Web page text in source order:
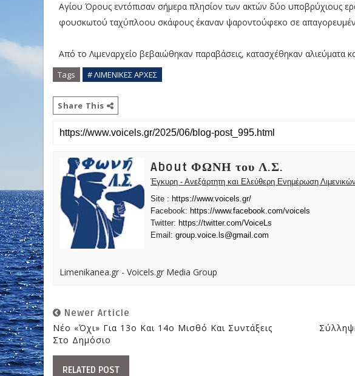
Αγίου Όρους εντόπισαν σήμερα πλησίον των ακτών δύο υποβρύχιους
φουσκωτού ταχύπλοου σκάφους έκαναν ψαροντούφεκο σε
Από το Λιμεναρχείο βεβαιώθηκαν παραβάσεις, κατασχέθηκαν αλιεύματα
Tags # ΛΙΜΕΝΙΚΕΣ ΑΡΧΕΣ
Share This
About ΦΩΝΗ του Λ.Σ.
Έγκυρη - Ανεξάρτητη και Ελεύθερη Ενημέρωση Λιμενικών
Site : https://www.voicels.gr/
Facebook: https://www.facebook.com/voicels
Twitter: https://twitter.com/VoiceLs
Email: group.voice.ls@gmail.com
Limenikanea.gr - Voicels.gr Media Group
Newer Article
Νέο «όχι» Για 13ο Και 14ο Μισθό Και Συντάξεις
Στο Δημόσιο
RELATED POST